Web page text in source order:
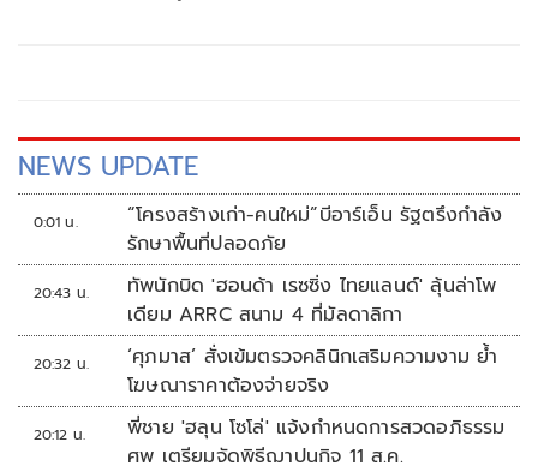
NEWS UPDATE
0:01 น.
“โครงสร้างเก่า-คนใหม่”บีอาร์เอ็น รัฐตรึงกำลัง
รักษาพื้นที่ปลอดภัย
20:43 น.
ทัพนักบิด 'ฮอนด้า เรซซิ่ง ไทยแลนด์' ลุ้นล่าโพ
เดียม ARRC สนาม 4 ที่มัลดาลิกา
20:32 น.
‘ศุภมาส’ สั่งเข้มตรวจคลินิกเสริมความงาม ย้ำ
โฆษณาราคาต้องจ่ายจริง
20:12 น.
พี่ชาย 'ฮลุน โซโล่' แจ้งกำหนดการสวดอภิธรรม
ศพ เตรียมจัดพิธีฌาปนกิจ 11 ส.ค.